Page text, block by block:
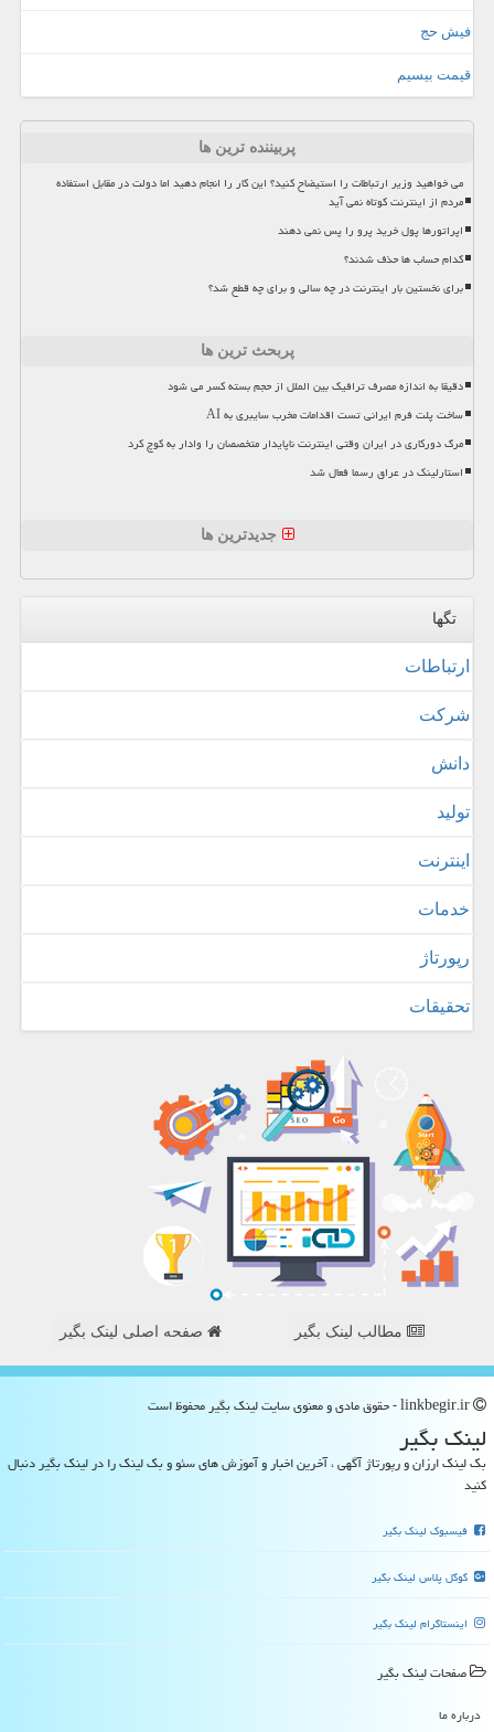
فیش حج
قیمت بیسیم
پربیننده ترین ها
می خواهید وزیر ارتباطات را استیضاح کنید؟ این کار را انجام دهید اما دولت در مقابل استفاده
مردم از اینترنت کوتاه نمی آید
اپراتورها پول خرید پرو را پس نمی دهند
کدام حساب ها حذف شدند؟
برای نخستین بار اینترنت در چه سالی و برای چه قطع شد؟
پربحث ترین ها
دقیقا به اندازه مصرف ترافیک بین الملل از حجم بسته کسر می شود
ساخت پلت فرم ایرانی تست اقدامات مخرب سایبری به AI
مرگ دورکاری در ایران وقتی اینترنت ناپایدار متخصصان را وادار به کوچ کرد
استارلینک در عراق رسما فعال شد
جدیدترین ها
تگها
ارتباطات
شركت
دانش
تولید
اینترنت
خدمات
رپورتاژ
تحقیقات
مطالب لینک بگیر صفحه اصلی لینک بگیر
لینك بگیر
بک لینک ارزان و رپورتاژ آگهی ، آخرین اخبار و آموزش های سئو و بک لینک را در لینک بگیر دنبال
کنید
فیسبوک لینک بگیر
گوگل پلاس لینک بگیر
اینستاگرام لینک بگیر
صفحات لینك بگیر
درباره ما